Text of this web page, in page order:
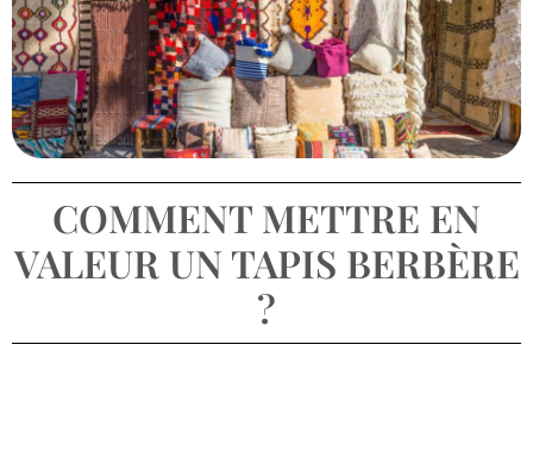
COMMENT METTRE EN
VALEUR UN TAPIS BERBÈRE
?